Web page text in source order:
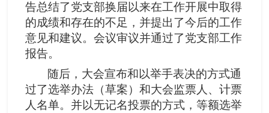
告总结了党支部换届以来在工作开展中取得
的成绩和存在的不足，并提出了今后的工作
意见和建议。会议审议并通过了党支部工作
报告。
随后，大会宣布和以举手表决的方式通
过了选举办法（草案）和大会监票人、计票
人名单。并以无记名投票的方式，等额选举